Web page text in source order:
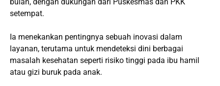
setempat.
Ia menekankan pentingnya sebuah inovasi dalam
layanan, terutama untuk mendeteksi dini berbagai
masalah kesehatan seperti risiko tinggi pada ibu hamil
atau gizi buruk pada anak.